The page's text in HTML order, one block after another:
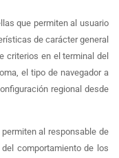
que permiten al usuario
de carácter general
criterios en el terminal del
el tipo de navegador a
regional desde
al responsable de
comportamiento de los